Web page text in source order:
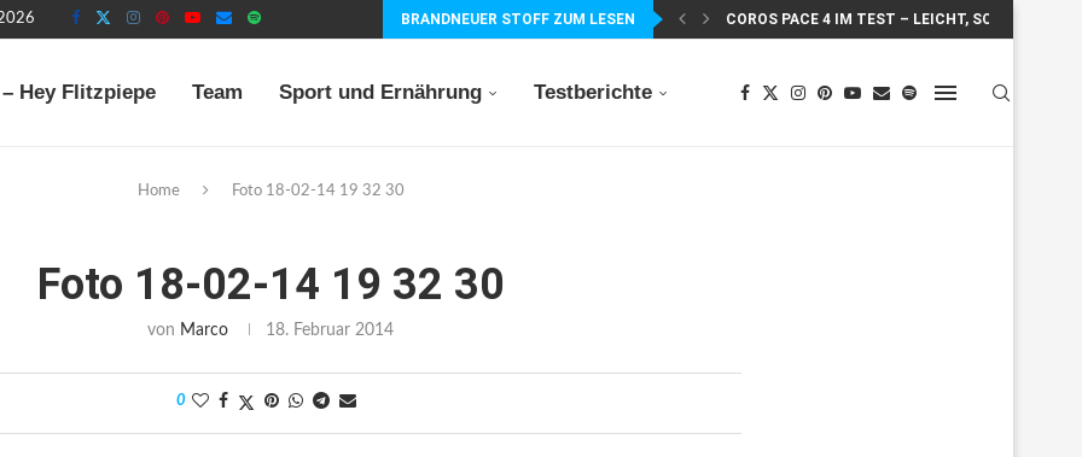
BRANDNEUER STOFF ZUM LESEN COROS PACE 4 IM TEST – LEICHT, SCHNELL...
Hey Flitzpiepe Team Sport und Ernährung Testberichte
Home Foto 18-02-14 19 32 30
Foto 18-02-14 19 32 30
von Marco 18. Februar 2014
0